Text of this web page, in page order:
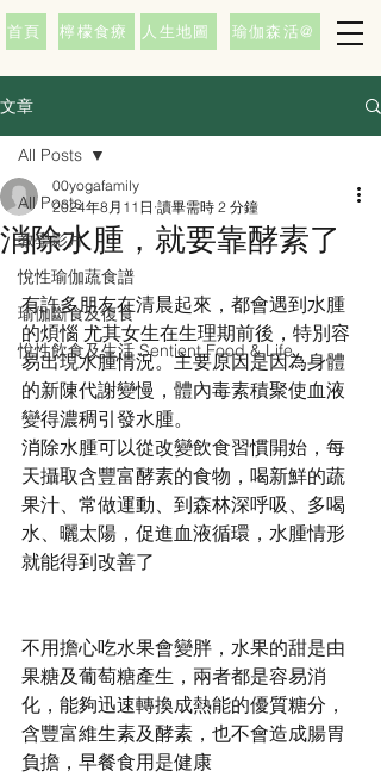
首頁 檸檬食療 人生地圖 瑜伽森活@
文章
All Posts
教學影片
悅性瑜伽蔬食譜
瑜伽斷食及復食
悅性飲食及生活 Sentient Food & Life
All Posts
消除水腫，就要靠酵素了
00yogafamily
2024年8月11日 讀畢需時 2 分鐘
有許多朋友在清晨起來，都會遇到水腫
的煩惱 尤其女生在生理期前後，特別容
易出現水腫情況。主要原因是因為身體
的新陳代謝變慢，體內毒素積聚使血液
變得濃稠引發水腫。
消除水腫可以從改變飲食習慣開始，每
天攝取含豐富酵素的食物，喝新鮮的蔬
果汁、常做運動、到森林深呼吸、多喝
水、曬太陽，促進血液循環，水腫情形
就能得到改善了
不用擔心吃水果會變胖，水果的甜是由
果糖及葡萄糖產生，兩者都是容易消
化，能夠迅速轉換成熱能的優質糖分，
含豐富維生素及酵素，也不會造成腸胃
負擔，早餐食用是健康